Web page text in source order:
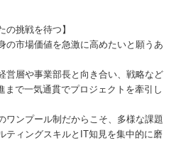
の挑戦を待つ】
の市場価値を急激に高めたいと願うあ
営層や事業部長と向き合い、戦略など
まで一気通貫でプロジェクトを牽引し
ワンプール制だからこそ、多様な課題
ティングスキルとIT知見を集中的に磨